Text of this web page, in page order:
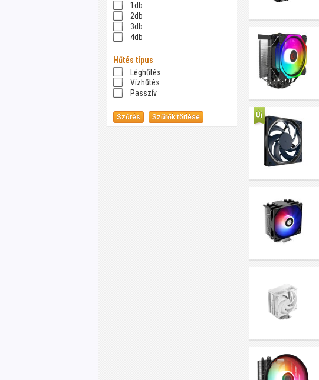
1db
2db
3db
4db
Hűtés típus
Léghűtés
Vízhűtés
Passzív